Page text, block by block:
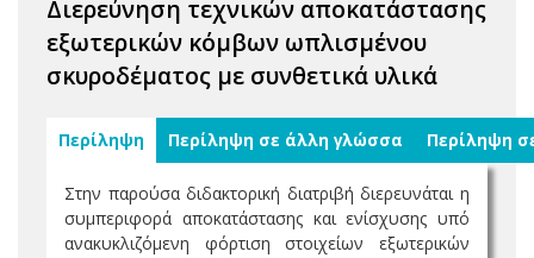
Διερεύνηση τεχνικών αποκατάστασης
εξωτερικών κόμβων ωπλισμένου
σκυροδέματος με συνθετικά υλικά
Περίληψη Περίληψη σε άλλη γλώσσα Περίληψη
Στην παρούσα διδακτορική διατριβή διερευνάται η
συμπεριφορά αποκατάστασης και ενίσχυσης υπό
ανακυκλιζόμενη φόρτιση στοιχείων εξωτερικών